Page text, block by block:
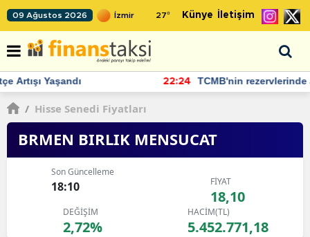
09 Ağustos 2026 27° Künye İletişim
22:24 TCMB'nin rezervlerinde artan momentum devam ediyor
/ Hisse Senedi Fiyatları
BRMEN BIRLIK MENSUCAT
Son Güncelleme
18:10 FİYAT
18,10
DEĞİŞİM
2,72%
HACİM(TL)
5.452.771,18